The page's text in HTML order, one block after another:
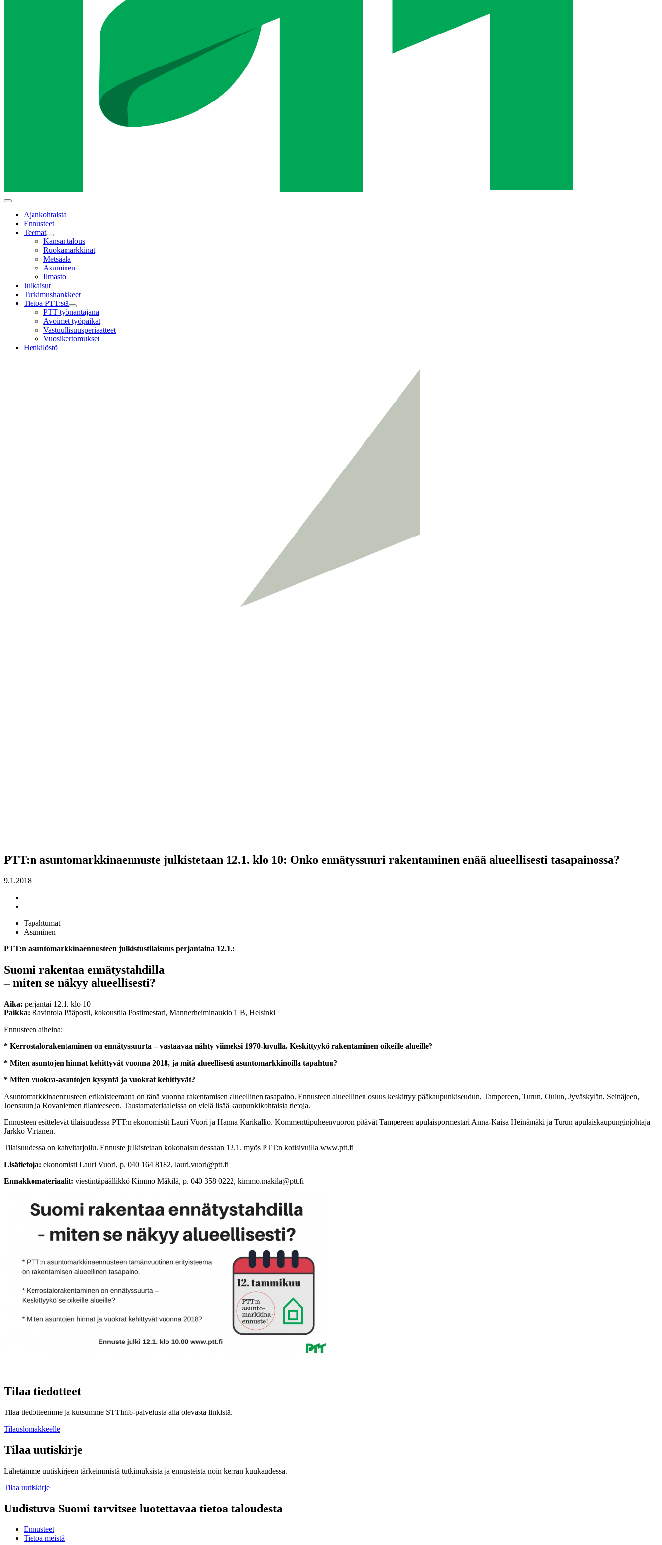
Main
Ajankohtaista
Ennusteet
Teemat
Child
menu
Kansantalous
Ruokamarkkinat
Metsäala
Asuminen
Ilmasto
Julkaisut
Tutkimushankkeet
Tietoa PTT:stä
Child
menu
PTT työnantajana
Avoimet työpaikat
Vastuullisuusperiaatteet
Vuosikertomukset
Henkilöstö
PTT:n asuntomarkkinaennuste julkistetaan 12.1. klo 10: Onko ennätyssuuri rakentaminen enää alueellisesti tasapainossa?
9.1.2018
Tapahtumat
Asuminen
PTT:n asuntomarkkinaennusteen julkistustilaisuus perjantaina 12.1.:
Suomi rakentaa ennätystahdilla
– miten se näkyy alueellisesti?
Aika: perjantai 12.1. klo 10
Paikka: Ravintola Pääposti, kokoustila Postimestari, Mannerheiminaukio 1 B, Helsinki
Ennusteen aiheina:
* Kerrostalorakentaminen on ennätyssuurta – vastaavaa nähty viimeksi 1970-luvulla. Keskittyykö rakentaminen oikeille alueille?
* Miten asuntojen hinnat kehittyvät vuonna 2018, ja mitä alueellisesti asuntomarkkinoilla tapahtuu?
* Miten vuokra-asuntojen kysyntä ja vuokrat kehittyvät?
Asuntomarkkinaennusteen erikoisteemana on tänä vuonna rakentamisen alueellinen tasapaino. Ennusteen alueellinen osuus keskittyy pääkaupunkiseudun, Tampereen, Turun, Oulun, Jyväskylän, Seinäjoen,
Joensuun ja Rovaniemen tilanteeseen. Taustamateriaaleissa on vielä lisää kaupunkikohtaisia tietoja.
Ennusteen esittelevät tilaisuudessa PTT:n ekonomistit Lauri Vuori ja Hanna Karikallio. Kommenttipuheenvuoron pitävät Tampereen apulaispormestari Anna-Kaisa Heinämäki ja Turun apulaiskaupunginjohtaja
Jarkko Virtanen.
Tilaisuudessa on kahvitarjoilu. Ennuste julkistetaan kokonaisuudessaan 12.1. myös PTT:n kotisivuilla www.ptt.fi
Lisätietoja: ekonomisti Lauri Vuori, p. 040 164 8182, lauri.vuori@ptt.fi
Ennakkomateriaalit: viestintäpäällikkö Kimmo Mäkilä, p. 040 358 0222, kimmo.makila@ptt.fi
Tilaa tiedotteet
Tilaa tiedotteemme ja kutsumme STTInfo-palvelusta alla olevasta linkistä.
Tilauslomakkeelle
Tilaa uutiskirje
Lähetämme uutiskirjeen tärkeimmistä tutkimuksista ja ennusteista noin kerran kuukaudessa.
Tilaa uutiskirje
Uudistuva Suomi tarvitsee luotettavaa tietoa taloudesta
Ennusteet
Tietoa meistä